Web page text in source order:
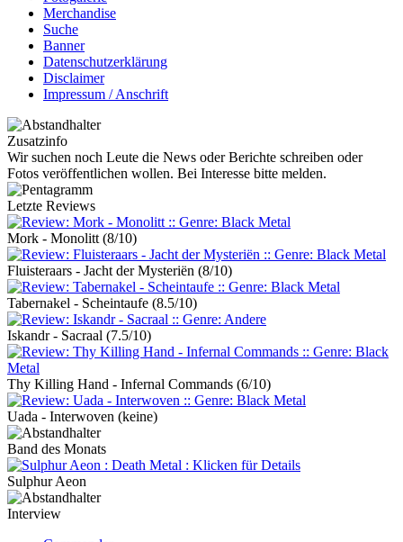
Merchandise
Suche
Banner
Datenschutzerklärung
Disclaimer
Impressum / Anschrift
Zusatzinfo
Wir suchen noch Leute die News oder Berichte schreiben oder
Fotos veröffentlichen wollen. Bei Interesse bitte melden.
Letzte Reviews
Mork - Monolitt (8/10)
Fluisteraars - Jacht der Mysteriën (8/10)
Tabernakel - Scheintaufe (8.5/10)
Iskandr - Sacraal (7.5/10)
Thy Killing Hand - Infernal Commands (6/10)
Uada - Interwoven (keine)
Band des Monats
Sulphur Aeon
Interview